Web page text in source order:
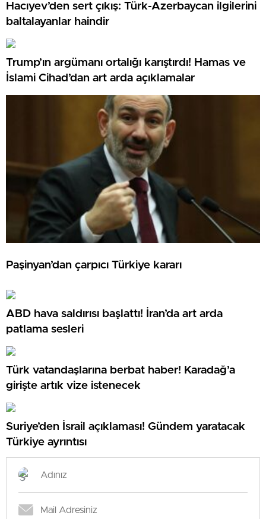
Hacıyev’den sert çıkış: Türk-Azerbaycan ilgilerini
baltalayanlar haindir
Trump’ın argümanı ortalığı karıştırdı! Hamas ve
İslami Cihad’dan art arda açıklamalar
Paşinyan’dan çarpıcı Türkiye kararı
ABD hava saldırısı başlattı! İran’da art arda
patlama sesleri
Türk vatandaşlarına berbat haber! Karadağ’a
girişte artık vize istenecek
Suriye’den İsrail açıklaması! Gündem yaratacak
Türkiye ayrıntısı